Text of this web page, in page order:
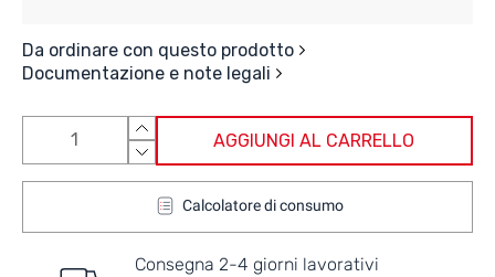
Da ordinare con questo prodotto
Documentazione e note legali
AGGIUNGI AL CARRELLO
Calcolatore di consumo
Consegna 2-4 giorni lavorativi